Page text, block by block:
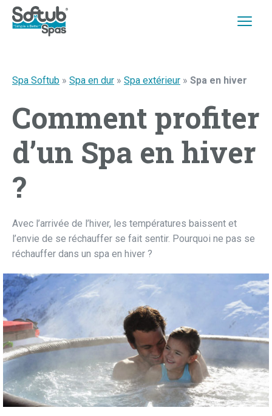
Spa Softub » Spa en dur » Spa extérieur » Spa en hiver
Comment profiter
d’un Spa en hiver
?
Avec l’arrivée de l’hiver, les températures baissent et
l’envie de se réchauffer se fait sentir. Pourquoi ne pas se
réchauffer dans un spa en hiver ?